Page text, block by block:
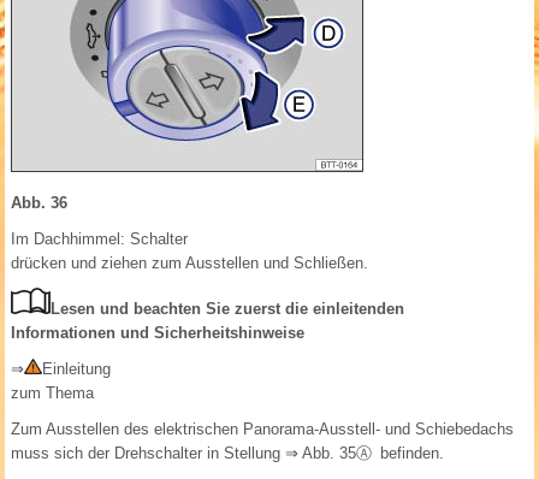
Abb. 36
Im Dachhimmel: Schalter
drücken und ziehen zum Ausstellen und Schließen.
Lesen und beachten Sie zuerst die einleitenden
Informationen und Sicherheitshinweise
⇒
Einleitung
zum Thema
Zum Ausstellen des elektrischen Panorama-Ausstell- und Schiebedachs
muss sich der Drehschalter in Stellung ⇒ Abb. 35Ⓐ befinden.